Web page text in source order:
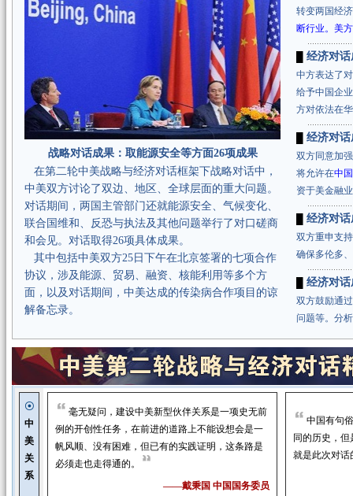
战略对话成果： 取能源安全等方面26项成果
在第二轮中美战略与经济对话框架下战略对话中，
中美双方讨论了双边、地区、全球层面的重大问题。
对话期间，两国主管部门还就能源安全、气候变化、
联合国维和、反恐与执法及其他问题举行了对口磋商
和会见。对话取得26项具体成果。
其中包括中美双方25日下午在北京签署的七项合作
协议，涉及能源、贸易、融资、核能利用等多个方
面，以及对话期间，中美达成的传染病合作项目的谅
解备忘录。
转变两国经
断行业。美
经济对
中方表达了
给予中国企
方对依法在
经济对
双方同意加
将允许在中
资于美金融
经济对
双方重申支
确保多伦多
经济对
双方鼓励通
问题等。分
☉
中
美
关
系
毫无疑问，建设中美新型伙伴关系是一项史无前
例的开创性任务，在前进的道路上不能设想会是一
帆风顺、没有困难，但已有的实践证明，这条路是
必须走也走得通的。
——戴秉国 中国国务委员
中国有句
同的历史，
就是此次对话